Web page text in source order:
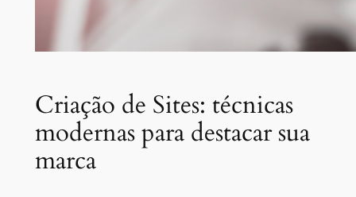
Criação de Sites: técnicas
modernas para destacar sua
marca